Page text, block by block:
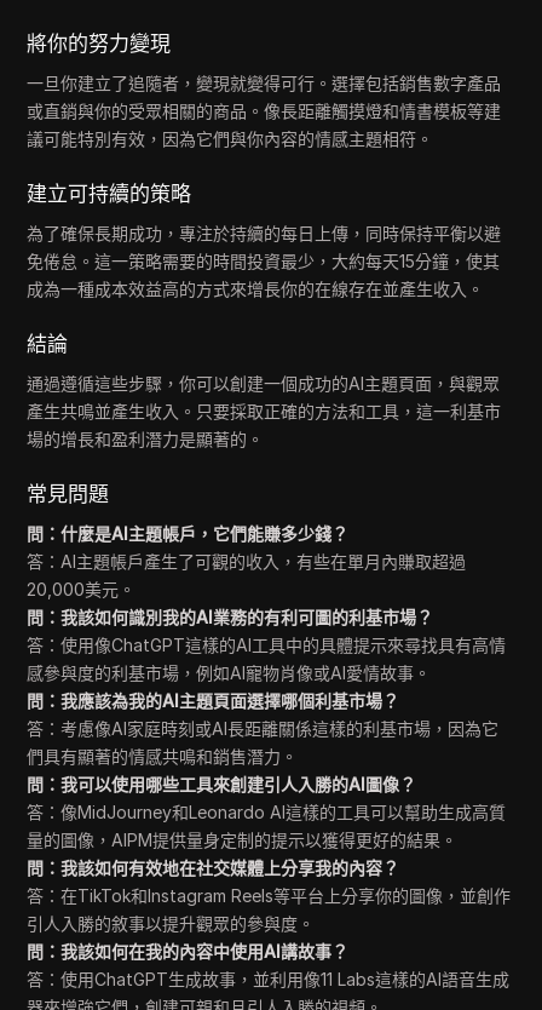
將你的努力變現
一旦你建立了追隨者，變現就變得可行。選擇包括銷售數字產品
或直銷與你的受眾相關的商品。像長距離觸摸燈和情書模板等建
議可能特別有效，因為它們與你內容的情感主題相符。
建立可持續的策略
為了確保長期成功，專注於持續的每日上傳，同時保持平衡以避
免倦怠。這一策略需要的時間投資最少，大約每天15分鐘，使其
成為一種成本效益高的方式來增長你的在線存在並產生收入。
結論
通過遵循這些步驟，你可以創建一個成功的AI主題頁面，與觀眾
產生共鳴並產生收入。只要採取正確的方法和工具，這一利基市
場的增長和盈利潛力是顯著的。
常見問題
問：什麼是AI主題帳戶，它們能賺多少錢？
答：AI主題帳戶產生了可觀的收入，有些在單月內賺取超過
20,000美元。
問：我該如何識別我的AI業務的有利可圖的利基市場？
答：使用像ChatGPT這樣的AI工具中的具體提示來尋找具有高情
感參與度的利基市場，例如AI寵物肖像或AI愛情故事。
問：我應該為我的AI主題頁面選擇哪個利基市場？
答：考慮像AI家庭時刻或AI長距離關係這樣的利基市場，因為它
們具有顯著的情感共鳴和銷售潛力。
問：我可以使用哪些工具來創建引人入勝的AI圖像？
答：像MidJourney和Leonardo AI這樣的工具可以幫助生成高質
量的圖像，AIPM提供量身定制的提示以獲得更好的結果。
問：我該如何有效地在社交媒體上分享我的內容？
答：在TikTok和Instagram Reels等平台上分享你的圖像，並創作
引人入勝的敘事以提升觀眾的參與度。
問：我該如何在我的內容中使用AI講故事？
答：使用ChatGPT生成故事，並利用像11 Labs這樣的AI語音生成